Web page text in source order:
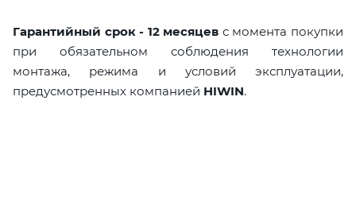
Гарантийный срок - 12 месяцев с момента покупки
при обязательном соблюдения технологии
монтажа, режима и условий эксплуатации,
предусмотренных компанией HIWIN.